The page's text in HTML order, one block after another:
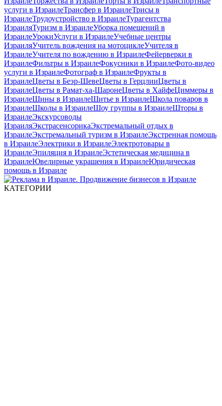
услуги в ИзраилеТрансфер в ИзраилеТрисы в
ИзраилеТрудоустройство в ИзраилеТурагентства
ИзраиляТуризм в ИзраилеУборка помещений в
ИзраилеУрокиУслуги в ИзраилеУчебные центры
ИзраиляУчитель вождения на мотоциклеУчителя в
ИзраилеУчителя по вождению в ИзраилеФейерверки в
ИзраилеФильтры в ИзраилеФокусники в ИзраилеФото-видео
услуги в ИзраилеФотограф в ИзраилеФрукты в
ИзраилеЦветы в Беэр-ШевеЦветы в ГерцлииЦветы в
ИзраилеЦветы в Рамат-ха-ШаронеЦветы в ХайфеЦиммеры в
ИзраилеШины в ИзраилеШитье в ИзраилеШкола поваров в
ИзраилеШколы в ИзраилеШоу группы в ИзраилеШторы в
ИзраилеЭкскурсоводы
ИзраиляЭкстрасенсорикаЭкстремальный отдых в
ИзраилеЭкстремальный туризм в ИзраилеЭкстренная помощь
в ИзраилеЭлектрики в ИзраилеЭлектротовары в
ИзраилеЭпиляция в ИзраилеЭстетическая медицина в
ИзраилеЮвелирные украшения в ИзраилеЮридическая
помощь в Израиле
КАТЕГОРИИ